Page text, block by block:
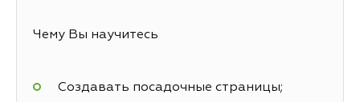
Чему Вы научитесь
Создавать посадочные страницы;